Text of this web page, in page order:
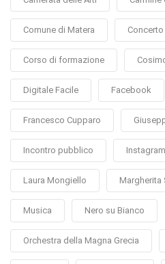
Comune di Matera Concerto
Corso di formazione
Digitale Facile Facebook
Francesco Cupparo
Incontro pubblico Instagram
Laura Mongiello Margherita
Musica Nero su Bianco
Orchestra della Magna Grecia